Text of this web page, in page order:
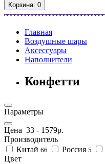
Корзина: 0
Главная
Воздушные шары
Аксессуары
Наполнители
Конфетти
Параметры
Цена 33 - 1579р.
Производитель
Китай 66 Россия 5
Цвет